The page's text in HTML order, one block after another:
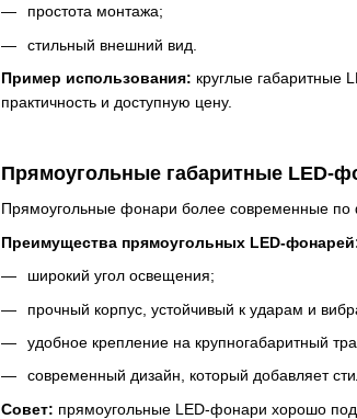
простота монтажа;
стильный внешний вид.
Пример использования: круглые габаритные
практичность и доступную цену.
Прямоугольные габаритные LED-
Прямоугольные фонари более современные по
Преимущества прямоугольных LED-
широкий угол освещения;
прочный корпус, устойчивый к ударам и
удобное крепление на крупногабаритный
современный дизайн, который добавляет
Совет: прямоугольные LED-фонари хорошо